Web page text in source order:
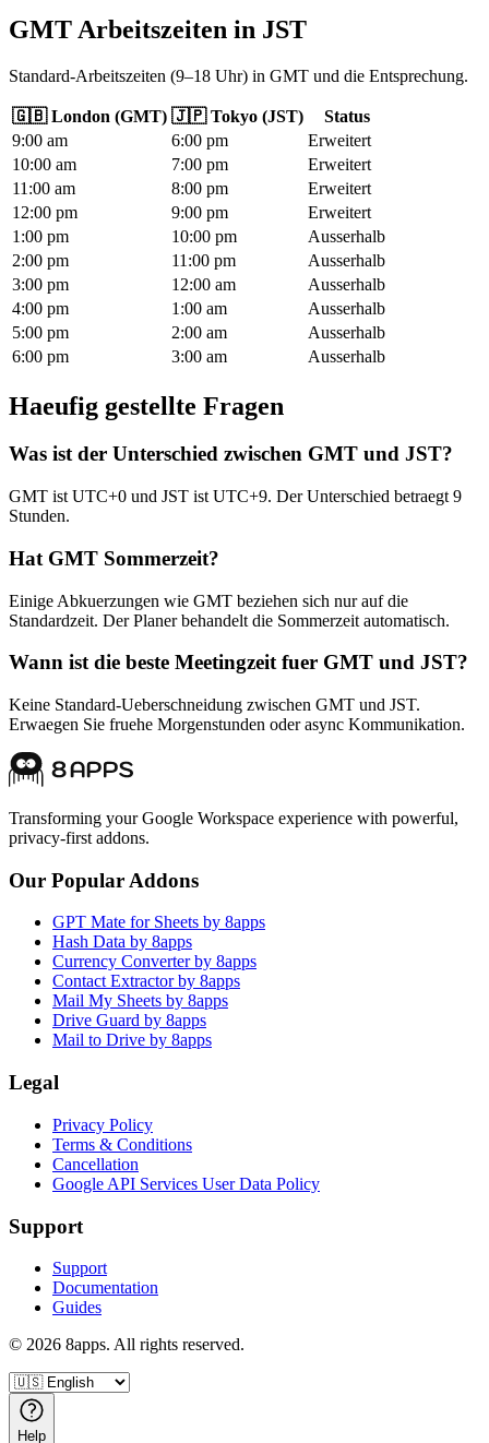
GMT Arbeitszeiten in JST
Standard-Arbeitszeiten (9–18 Uhr) in GMT und die Entsprechung.
🇬🇧 London (GMT) 🇯🇵 Tokyo (JST)
Status
9:00 am 6:00 pm
Erweitert
10:00 am 7:00 pm
Erweitert
11 :00 am 8:00 pm
Erweitert
12:00 pm 9:00 pm
Erweitert
1 :00 pm 10:00 pm
Ausserhalb
2:00 pm 11 :00 pm
Ausserhalb
3:00 pm 12:00 am
Ausserhalb
4:00 pm 1 :00 am
Ausserhalb
5:00 pm 2:00 am
Ausserhalb
6:00 pm 3:00 am Ausserhalb
Haeufig gestellte Fragen
Was ist der Unterschied zwischen GMT und JST?
GMT ist UTC+0 und JST ist UTC+9. Der Unterschied betraegt 9
Stunden.
Hat GMT Sommerzeit?
Einige Abkuerzungen wie GMT beziehen sich nur auf die
Standardzeit. Der Planer behandelt die Sommerzeit automatisch.
Wann ist die beste Meetingzeit fuer GMT und JST?
Keine Standard-Ueberschneidung zwischen GMT und JST.
Erwaegen Sie fruehe Morgenstunden oder async Kommunikation.
Transforming your Google Workspace experience with powerful,
privacy-first addons.
Our Popular Addons
GPT Mate for Sheets by 8apps
Hash Data by 8apps
Currency Converter by 8apps
Contact Extractor by 8apps
Mail My Sheets by 8apps
Drive Guard by 8apps
Mail to Drive by 8apps
Legal
Privacy Policy
Terms & Conditions
Cancellation
Google API Services User Data Policy
Support
Support
Documentation
Guides
© 2026 8apps. All rights reserved.
Help